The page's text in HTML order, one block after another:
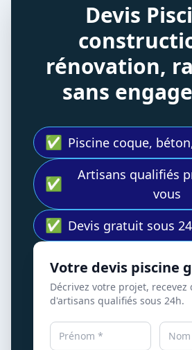
Devis
rénovation,
sans
✅ Piscine coque,
✅
Artisans qualifiés
vous
✅ Devis gratuit sous
Votre devis piscine
Décrivez votre projet, recevez
d'artisans qualifiés sous 24h.